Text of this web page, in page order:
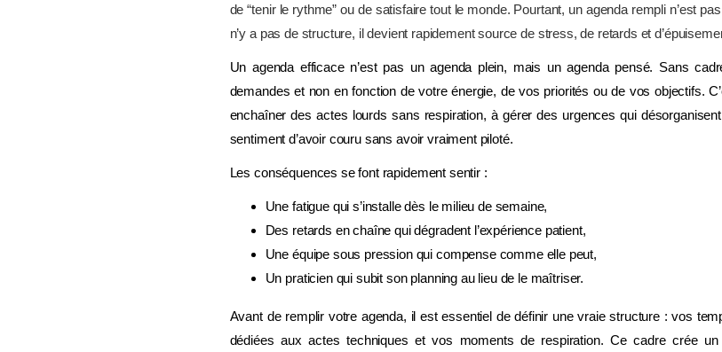
de “tenir le rythme” ou de satisfaire tout le monde. Pourtant, un agenda rempli n’est
n’y a pas de structure, il devient rapidement source de stress, de retards et
Un agenda efficace n’est pas un agenda plein, mais un agenda pensé. Sans
demandes et non en fonction de votre énergie, de vos priorités ou de vos objectifs.
enchaîner des actes lourds sans respiration, à gérer des urgences qui
sentiment d’avoir couru sans avoir vraiment piloté.
Les conséquences se font rapidement sentir :
Une fatigue qui s’installe dès le milieu de semaine,
Des retards en chaîne qui dégradent l’expérience patient,
Une équipe sous pression qui compense comme elle peut,
Un praticien qui subit son planning au lieu de le maîtriser.
Avant de remplir votre agenda, il est essentiel de définir une vraie structure : vos
dédiées aux actes techniques et vos moments de respiration. Ce cadre crée